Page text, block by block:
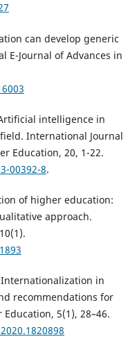
can develop generic
E-Journal of Advances in
intelligence in
International Journal
Education, 20, 1-22.
00392-8.
of higher education:
approach.
Internationalization in
recommendations for
5(1), 28–46.